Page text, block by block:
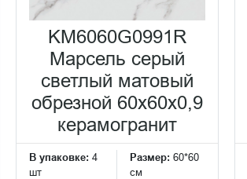
KM6060G0991R
Марсель серый
светлый матовый
обрезной 60x60x0,9
керамогранит
В упаковке: 4
шт
Размер: 60*60
см